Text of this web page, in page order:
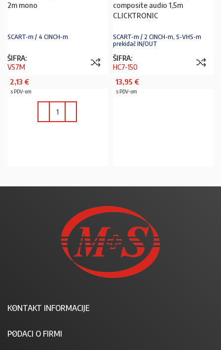
2m mono
SCART-m / 4 CINCH-m
ŠIFRA:
V57M
2,13 €
s PDV-om
composite audio 1,5m
CLICKTRONIC
SCART-m / 2 CINCH-m, S-VHS-m
prekidač IN/OUT
ŠIFRA:
HC7-150
13,95 €
s PDV-om
KONTAKT INFORMACIJE
PODACI O FIRMI